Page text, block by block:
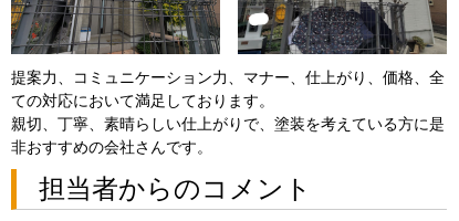
提案力、コミュニケーション力、マナー、仕上がり、価格、全
ての対応において満足しております。
親切、丁寧、素晴らしい仕上がりで、塗装を考えている方に是
非おすすめの会社さんです。
担当者からのコメント